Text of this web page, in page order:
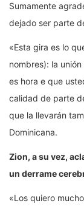
Sumamente
dejado ser parte
«Esta gira es lo
nombres): la
es hora e que
calidad de parte
que la llevarán
Dominicana.
Zion, a su vez,
un derrame
«Los quiero